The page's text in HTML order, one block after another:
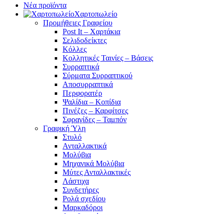
Νέα προϊόντα
Χαρτοπωλείο
Προμήθειες Γραφείου
Post It – Χαρτάκια
Σελιδοδείκτες
Κόλλες
Κολλητικές Ταινίες – Βάσεις
Συρραπτικά
Σύρματα Συρραπτικού
Αποσυρραπτικά
Περφορατέρ
Ψαλίδια – Κοπίδια
Πινέζες – Καρφίτσες
Σφραγίδες – Ταμπόν
Γραφική Ύλη
Στυλό
Ανταλλακτικά
Μολύβια
Μηχανικά Μολύβια
Μύτες Ανταλλακτικές
Λάστιχα
Συνδετήρες
Ρολά σχεδίου
Μαρκαδόροι